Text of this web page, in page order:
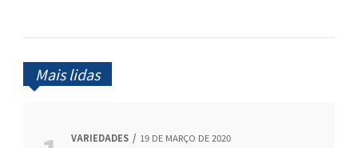
Mais lidas
VARIEDADES 19 DE MARÇO DE 2020